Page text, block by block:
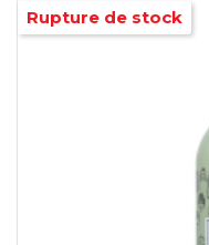
Rupture de stock